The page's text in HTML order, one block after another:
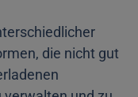
die nicht gut